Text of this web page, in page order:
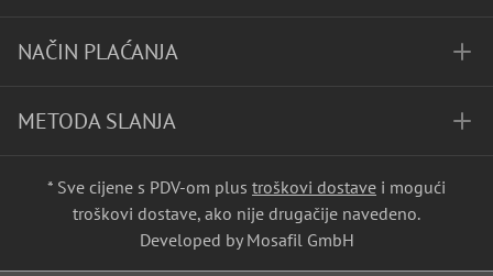
NAČIN PLAĆANJA
METODA SLANJA
* Sve cijene s PDV-om plus troškovi dostave i mogući
troškovi dostave, ako nije drugačije navedeno.
Developed by Mosafil GmbH